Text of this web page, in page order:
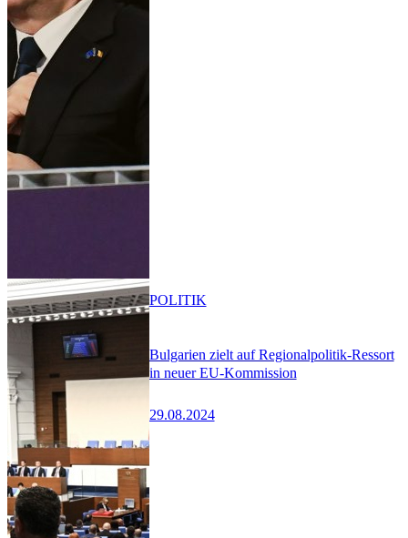
Bulgarien zielt auf Regionalpolitik-Ressort
in neuer EU-Kommission
29.08.2024
POLITIK